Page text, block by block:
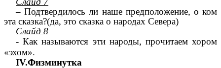
– Подтвердилось ли наше предположение, о ком
эта сказка?(да, это сказка о народах Севера)
Слайд 8
- Как называются эти народы, прочитаем хором
«эхом».
IV.Физминутка